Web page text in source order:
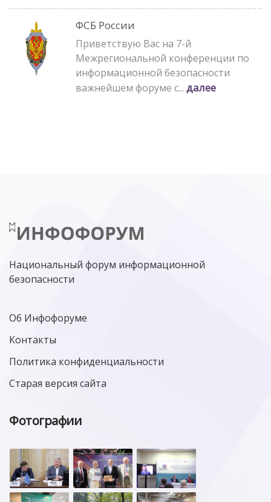
ФСБ России
Приветствую Вас на 7-й
Межрегиональной конференции по
информационной безопасности
важнейшем форуме с... далее
Национальный форум информационной
безопасности
Об Инфофоруме
Контакты
Политика конфиденциальности
Старая версия сайта
Фотографии